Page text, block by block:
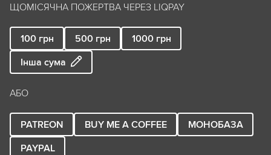
ЩОМІСЯЧНА ПОЖЕРТВА ЧЕРЕЗ LIQPAY
100 грн 500 грн 1000 грн
Інша сума
АБО
PATREON BUY ME A COFFEE
МОНОБАЗА
PAYPAL